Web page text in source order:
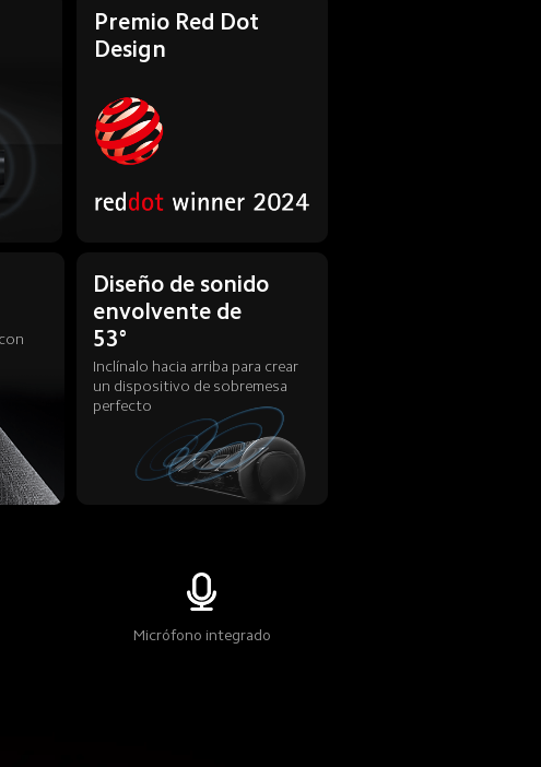
Premio Red Dot
Design
Diseño de sonido
envolvente de
53°
Inclínalo hacia arriba para crear
un dispositivo de sobremesa
perfecto
Micrófono integrado